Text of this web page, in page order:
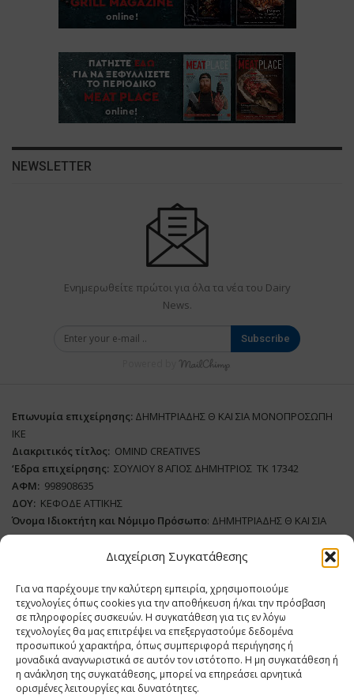
Διαχείριση Συγκατάθεσης
Για να παρέχουμε την καλύτερη εμπειρία, χρησιμοποιούμε
τεχνολογίες όπως cookies για την αποθήκευση ή/και την πρόσβαση
σε πληροφορίες συσκευών. Η συγκατάθεση για τις εν λόγω
τεχνολογίες θα μας επιτρέψει να επεξεργαστούμε δεδομένα
προσωπικού χαρακτήρα, όπως συμπεριφορά περιήγησης ή
μοναδικά αναγνωριστικά σε αυτόν τον ιστότοπο. Η μη συγκατάθεση ή
η ανάκληση της συγκατάθεσης, μπορεί να επηρεάσει αρνητικά
ορισμένες λειτουργίες και δυνατότητες.
NEWSLETTER
Ενημερωθείτε πρώτοι για όλα τα νέα του Dairy
News.
Subscribe
Επωνυμία επιχείρησης: ΔΗΜΗΤΡΙΑΔΗΣ Θ ΚΑΙ ΣΙΑ ΜΟΝΟΠΡΟΣΩΠΗ
ΙΚΕ
Διακριτικός τίτλος: ΟΜΙΝD CREATIVES
‘Eδρα επιχείρησης: ΣΟΥΛΙΟΥ 8 ΑΓΙΟΣ ΔΗΜΗΤΡΙΟΣ ΤΚ 17342
ΑΦΜ: 998908635
ΔΟΥ: ΚΕΦΟΔΕ ΑΤΤΙΚΗΣ
Όνομα Ιδιοκτήτη και Νόμιμο Πρόσωπο: ΔΗΜΗΤΡΙΑΔΗΣ Θ ΚΑΙ ΣΙΑ
ΜΟΝΟΠΡΟΣΩΠΗ ΙΚΕ
Domain:www.dairynews.gr
Δικαιούχος Domain:ΔΗΜΗΤΡΙΑΔΗΣ Θ ΚΑΙ ΣΙΑ ΜΟΝΟΠΡΟΣΩΠΗ ΙΚΕ
Διευθυντής: ΕΥΘΥΜΙΑΤΟΥ ΜΑΡΙΑ
Διαχειριστής:ΕΥΘΥΜΙΑΤΟΥ ΜΑΡΙΑ
Δήλωση Συμμόρφωσης